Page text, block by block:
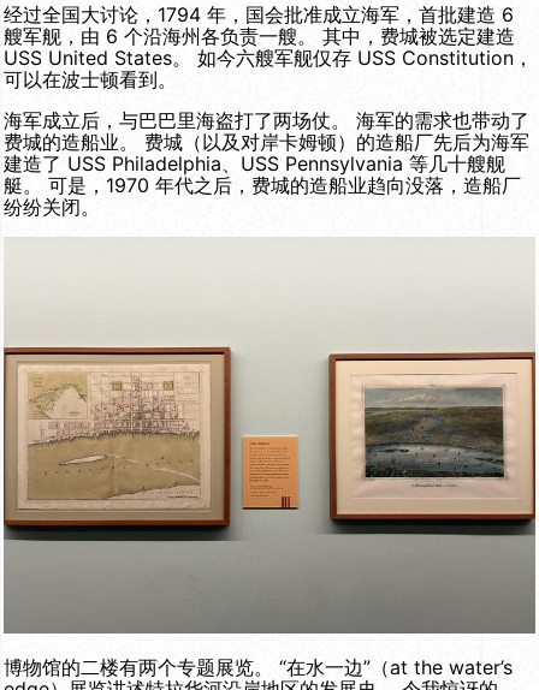
经过全国大讨论，1794 年，国会批准成立海军，首批建造 6
艘军舰，由 6 个沿海州各负责一艘。 其中，费城被选定建造
USS United States。 如今六艘军舰仅存 USS Constitution，
可以在波士顿看到。
海军成立后，与巴巴里海盗打了两场仗。 海军的需求也带动了
费城的造船业。 费城（以及对岸卡姆顿）的造船厂先后为海军
建造了 USS Philadelphia、USS Pennsylvania 等几十艘舰
艇。 可是，1970 年代之后，费城的造船业趋向没落，造船厂
纷纷关闭。
博物馆的二楼有两个专题展览。 “在水一边”（at the water’s